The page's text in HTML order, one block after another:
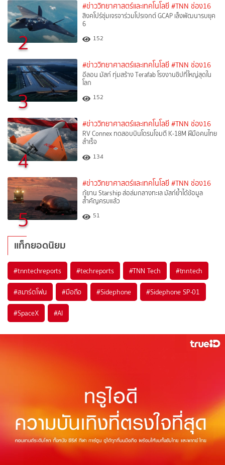
2
#ข่าววิทยาศาสตร์และเทคโนโลยี #TNN ช่อง16
สิงคโปร์ซุ่มเจรจาร่วมโปรเจกต์ GCAP เล็งพัฒนารบยุค
6
152
3
#ข่าววิทยาศาสตร์และเทคโนโลยี #TNN ช่อง16
อีลอน มัสก์ ทุ่มสร้าง Terafab โรงงานชิปที่ใหญ่สุดใน
โลก
152
4
#ข่าววิทยาศาสตร์และเทคโนโลยี #TNN ช่อง16
RV Connex ทดสอบบินโดรนโจมตี K-18M ฝีมือคนไทย
สำเร็จ
134
5
#ข่าววิทยาศาสตร์และเทคโนโลยี #TNN ช่อง16
กู้ยาน Starship ส่อล่มกลางทะเล มัสก์ย้ำได้ข้อมูล
สำคัญครบแล้ว
51
แท็กยอดนิยม
#tnntechreports #techreports #TNN Tech #tnntech
#สมาร์ตโฟน #มือถือ #Sidephone #Sidephone SP-01
#SpaceX #AI